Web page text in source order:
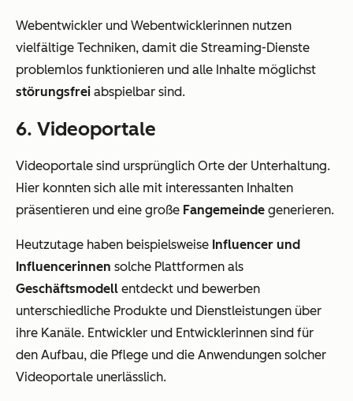
Webentwickler und Webentwicklerinnen nutzen
vielfältige Techniken, damit die Streaming-Dienste
problemlos funktionieren und alle Inhalte möglichst
störungsfrei abspielbar sind.
6. Videoportale
Videoportale sind ursprünglich Orte der Unterhaltung.
Hier konnten sich alle mit interessanten Inhalten
präsentieren und eine große Fangemeinde generieren.
Heutzutage haben beispielsweise Influencer und
Influencerinnen solche Plattformen als
Geschäftsmodell entdeckt und bewerben
unterschiedliche Produkte und Dienstleistungen über
ihre Kanäle. Entwickler und Entwicklerinnen sind für
den Aufbau, die Pflege und die Anwendungen solcher
Videoportale unerlässlich.